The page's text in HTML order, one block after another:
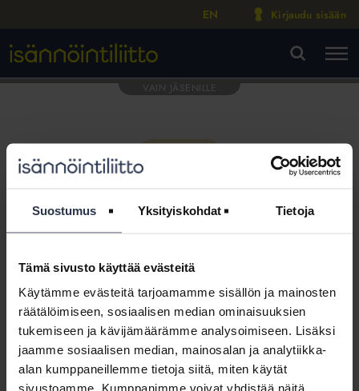
Suostumus Yksityiskohdat Tietoja
Tämä sivusto käyttää evästeitä
Käytämme evästeitä tarjoamamme sisällön ja mainosten
räätälöimiseen, sosiaalisen median ominaisuuksien
tukemiseen ja kävijämäärämme analysoimiseen. Lisäksi
jaamme sosiaalisen median, mainosalan ja analytiikka-
alan kumppaneillemme tietoja siitä, miten käytät
sivustoamme. Kumppanimme voivat yhdistää näitä
EN Kirjaudu sisään
Tämä osio on rajattu
Isännöintiliiton jäsenyritysten
henkilökunnalle